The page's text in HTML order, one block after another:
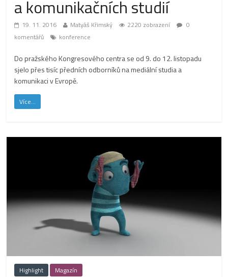
a komunikačních studií
19. 11. 2016 Matyáš Křimský 2220 zobrazení
0
komentářů
konference
Do pražského Kongresového centra se od 9. do 12. listopadu
sjelo přes tisíc předních odborníků na mediální studia a
komunikaci v Evropě.
Více...
Highlight Magazín